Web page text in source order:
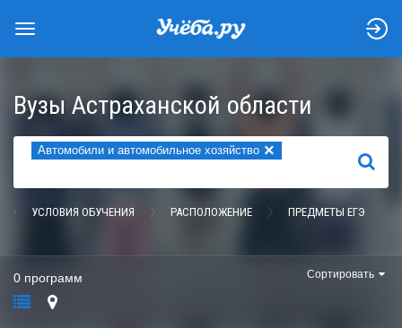
Вузы Астраханской области
Автомобили и автомобильное хозяйство ×
НАЙТИ
УСЛОВИЯ ОБУЧЕНИЯ РАСПОЛОЖЕНИЕ ПРЕДМЕТЫ ЕГЭ
0 программ Сортировать